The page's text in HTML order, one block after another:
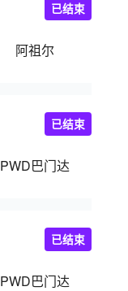
阿祖尔
已结束
PWD巴门达
已结束
PWD巴门达
已结束